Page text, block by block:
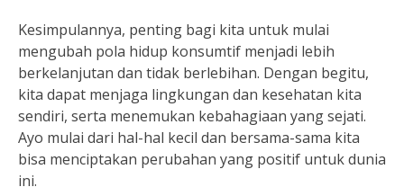
Kesimpulannya, penting bagi kita untuk mulai
mengubah pola hidup konsumtif menjadi lebih
berkelanjutan dan tidak berlebihan. Dengan begitu,
kita dapat menjaga lingkungan dan kesehatan kita
sendiri, serta menemukan kebahagiaan yang sejati.
Ayo mulai dari hal-hal kecil dan bersama-sama kita
bisa menciptakan perubahan yang positif untuk dunia
ini.